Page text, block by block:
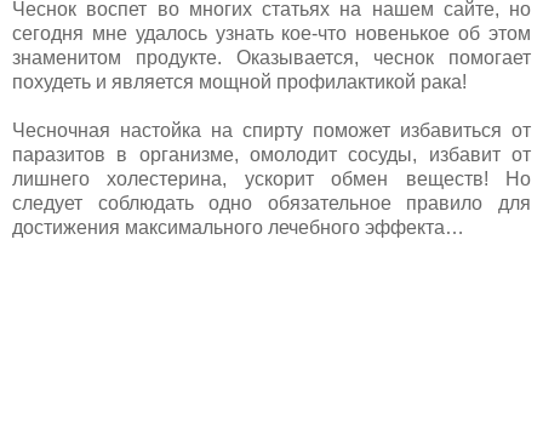
Чеснок воспет во многих статьях на нашем сайте, но
сегодня мне удалось узнать кое-что новенькое об этом
знаменитом продукте. Оказывается, чеснок помогает
похудеть и является мощной профилактикой рака!
Чесночная настойка на спирту поможет избавиться от
паразитов в организме, омолодит сосуды, избавит от
лишнего холестерина, ускорит обмен веществ! Но
следует соблюдать одно обязательное правило для
достижения максимального лечебного эффекта…